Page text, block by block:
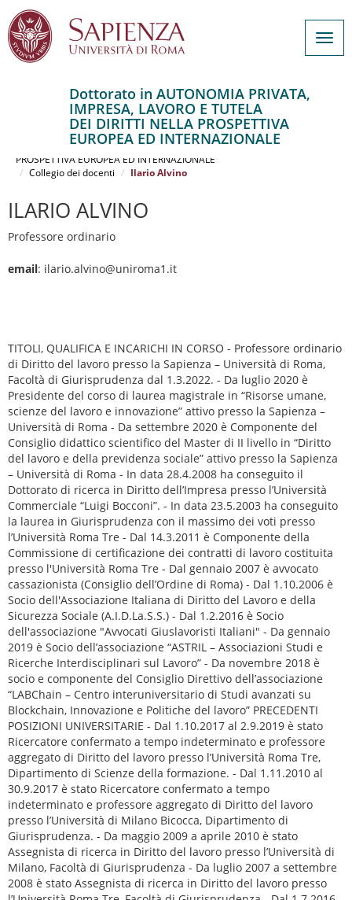
principale
Dottorato in AUTONOMIA PRIVATA,
IMPRESA, LAVORO E TUTELA
DEI DIRITTI NELLA PROSPETTIVA
EUROPEA ED INTERNAZIONALE
AUTONOMIA PRIVATA, IMPRESA, LAVORO E TUTELA DEI DIRITTI NELLA
PROSPETTIVA EUROPEA ED INTERNAZIONALE
Collegio dei docenti
Ilario Alvino
ILARIO ALVINO
Professore ordinario
email: ilario.alvino@uniroma1.it
TITOLI, QUALIFICA E INCARICHI IN CORSO - Professore ordinario
di Diritto del lavoro presso la Sapienza – Università di Roma,
Facoltà di Giurisprudenza dal 1.3.2022. - Da luglio 2020 è
Presidente del corso di laurea magistrale in “Risorse umane,
scienze del lavoro e innovazione” attivo presso la Sapienza –
Università di Roma - Da settembre 2020 è Componente del
Consiglio didattico scientifico del Master di II livello in “Diritto
del lavoro e della previdenza sociale” attivo presso la Sapienza
– Università di Roma - In data 28.4.2008 ha conseguito il
Dottorato di ricerca in Diritto dell’Impresa presso l’Università
Commerciale “Luigi Bocconi”. - In data 23.5.2003 ha conseguito
la laurea in Giurisprudenza con il massimo dei voti presso
l’Università Roma Tre - Dal 14.3.2011 è Componente della
Commissione di certificazione dei contratti di lavoro costituita
presso l'Università Roma Tre - Dal gennaio 2007 è avvocato
cassazionista (Consiglio dell’Ordine di Roma) - Dal 1.10.2006 è
Socio dell'Associazione Italiana di Diritto del Lavoro e della
Sicurezza Sociale (A.I.D.La.S.S.) - Dal 1.2.2016 è Socio
dell'associazione "Avvocati Giuslavoristi Italiani" - Da gennaio
2019 è Socio dell’associazione “ASTRIL – Associazioni Studi e
Ricerche Interdisciplinari sul Lavoro” - Da novembre 2018 è
socio e componente del Consiglio Direttivo dell’associazione
“LABChain – Centro interuniversitario di Studi avanzati su
Blockchain, Innovazione e Politiche del lavoro” PRECEDENTI
POSIZIONI UNIVERSITARIE - Dal 1.10.2017 al 2.9.2019 è stato
Ricercatore confermato a tempo indeterminato e professore
aggregato di Diritto del lavoro presso l’Università Roma Tre,
Dipartimento di Scienze della formazione. - Dal 1.11.2010 al
30.9.2017 è stato Ricercatore confermato a tempo
indeterminato e professore aggregato di Diritto del lavoro
presso l’Università di Milano Bicocca, Dipartimento di
Giurisprudenza. - Da maggio 2009 a aprile 2010 è stato
Assegnista di ricerca in Diritto del lavoro presso l’Università di
Milano, Facoltà di Giurisprudenza - Da luglio 2007 a settembre
2008 è stato Assegnista di ricerca in Diritto del lavoro presso